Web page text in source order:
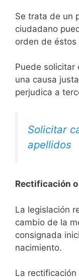
Se trata de un
ciudadano
orden de éstos
Puede solicitar
una causa
perjudica a
Solicitar
apellidos
Rectificación
La legislación
cambio de la
consignada
nacimiento.
La